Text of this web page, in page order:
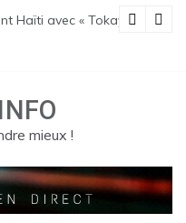
Sondé s’alourdit| La
Haïti avec « Tokay »
mieux !